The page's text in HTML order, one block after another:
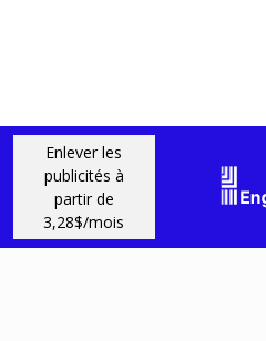
Enlever les
publicités à
partir de
3,28$/mois